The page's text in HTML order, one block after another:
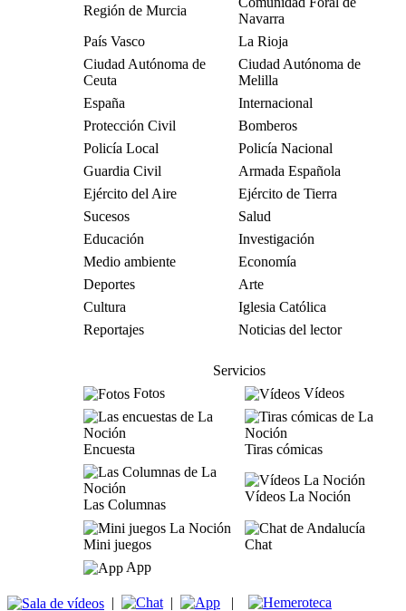
Región de Murcia
Navarra
País Vasco
La Rioja
Ciudad Autónoma de
Ceuta
Ciudad Autónoma de
Melilla
España
Internacional
Protección Civil
Bomberos
Policía Local
Policía Nacional
Guardia Civil
Armada Española
Ejército del Aire
Ejército de Tierra
Sucesos
Salud
Educación
Investigación
Medio ambiente
Economía
Deportes
Arte
Cultura
Iglesia Católica
Reportajes
Noticias del lector
Servicios
Fotos
Vídeos
Encuesta Tiras cómicas
Las Columnas
Vídeos La Noción
Mini juegos
Chat
App
| | |